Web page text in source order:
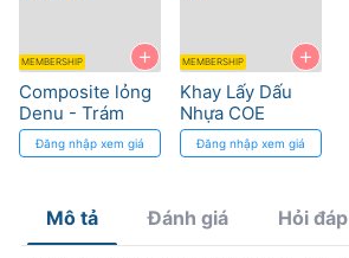
+
MEMBERSHIP
Composite lỏng
Denu - Trám
răng thẩm mỹ,
độ bám cao
Đăng nhập xem giá
+
MEMBERSHIP
Khay Lấy Dấu
Nhựa COE
Zigzag Dùng Một
Lần
Đăng nhập xem giá
Mô tả Đánh giá Hỏi đáp